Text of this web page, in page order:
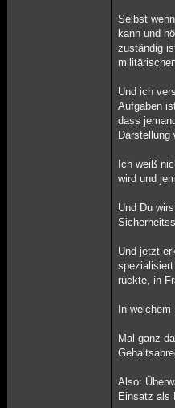
Selbst
kann und
zuständig
Und ich
Aufgaben
dass
Ich weiß
wird und
Und Du
Und jetzt
rückte, in
In
Mal ganz
Also:
Einsatz als